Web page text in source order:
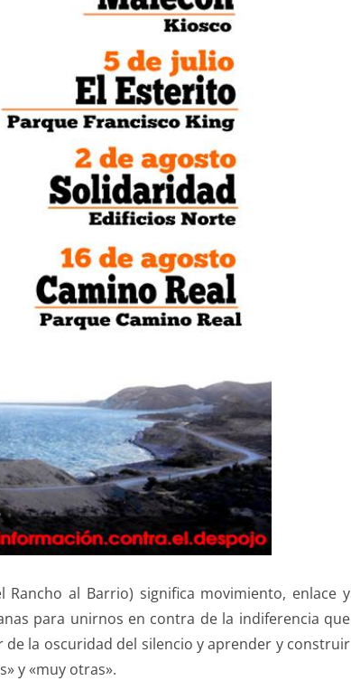
al Barrio) significa movimiento, enlace y
para unirnos en contra de la indiferencia que
la oscuridad del silencio y aprender y construir
y «muy otras».